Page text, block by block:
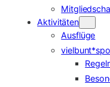
Aktivitäten
Ausflüge